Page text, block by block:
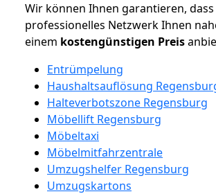
Wir können Ihnen garantieren,
professionelles Netzwerk Ihnen
einem kostengünstigen Preis
Entrümpelung
Haushaltsauflösung
Halteverbotszone Regensburg
Möbellift Regensburg
Möbeltaxi
Möbelmitfahrzentrale
Umzugshelfer Regensburg
Umzugskartons